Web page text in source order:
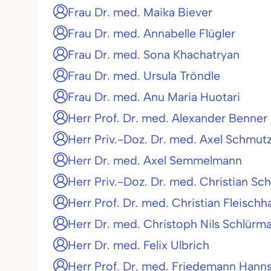
Frau Dr. med. Maika Biever
Frau Dr. med. Annabelle Flügler
Frau Dr. med. Sona Khachatryan
Frau Dr. med. Ursula Tröndle
Frau Dr. med. Anu Maria Huotari
Herr Prof. Dr. med. Alexander Benner
Herr Priv.-Doz. Dr. med. Axel
Herr Dr. med. Axel Semmelmann
Herr Priv.-Doz. Dr. med. Christian
Herr Prof. Dr. med. Christian
Herr Dr. med. Christoph Nils
Herr Dr. med. Felix Ulbrich
Herr Prof. Dr. med. Friedemann